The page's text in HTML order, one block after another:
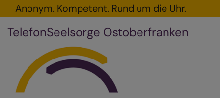
Direkt
zum
Inhalt
Anonym. Kompetent. Rund um die Uhr.
TelefonSeelsorge Ostoberfranken